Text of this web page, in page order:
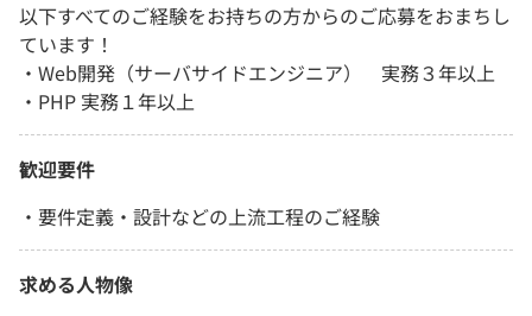
以下すべてのご経験をお持ちの方からのご応募をおまちし
ています！
・Web開発（サーバサイドエンジニア） 実務３年以上
・PHP 実務１年以上
歓迎要件
・要件定義・設計などの上流工程のご経験
求める人物像